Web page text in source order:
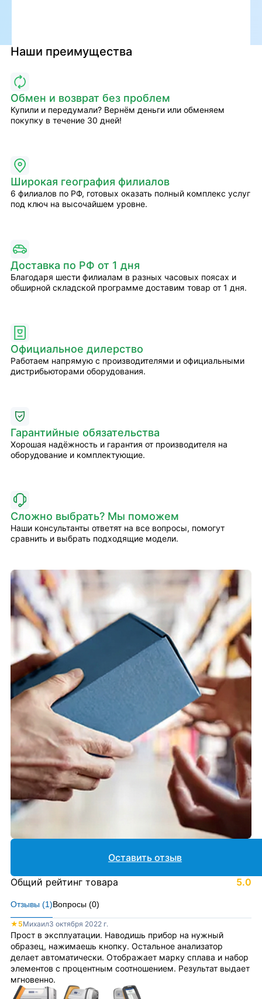
Наши преимущества
Обмен и возврат без проблем
Купили и передумали? Вернём деньги или обменяем
покупку в течение 30 дней!
Широкая география филиалов
6 филиалов по РФ, готовых оказать полный комплекс услуг
под ключ на высочайшем уровне.
Доставка по РФ от 1 дня
Благодаря шести филиалам в разных часовых поясах и
обширной складской программе доставим товар от 1 дня.
Официальное дилерство
Работаем напрямую с производителями и официальными
дистрибьюторами оборудования.
Гарантийные обязательства
Хорошая надёжность и гарантия от производителя на
оборудование и комплектующие.
Сложно выбрать? Мы поможем
Наши консультанты ответят на все вопросы, помогут
сравнить и выбрать подходящие модели.
Отзывы (1)Вопросы (0)
★ 5Михаил3 октября 2022 г.
Прост в эксплуатации. Наводишь прибор на нужный
образец, нажимаешь кнопку. Остальное анализатор
делает автоматически. Отображает марку сплава и набор
элементов с процентным соотношением. Результат выдает
мгновенно.
Оставить отзыв
Общий рейтинг товара 5.0